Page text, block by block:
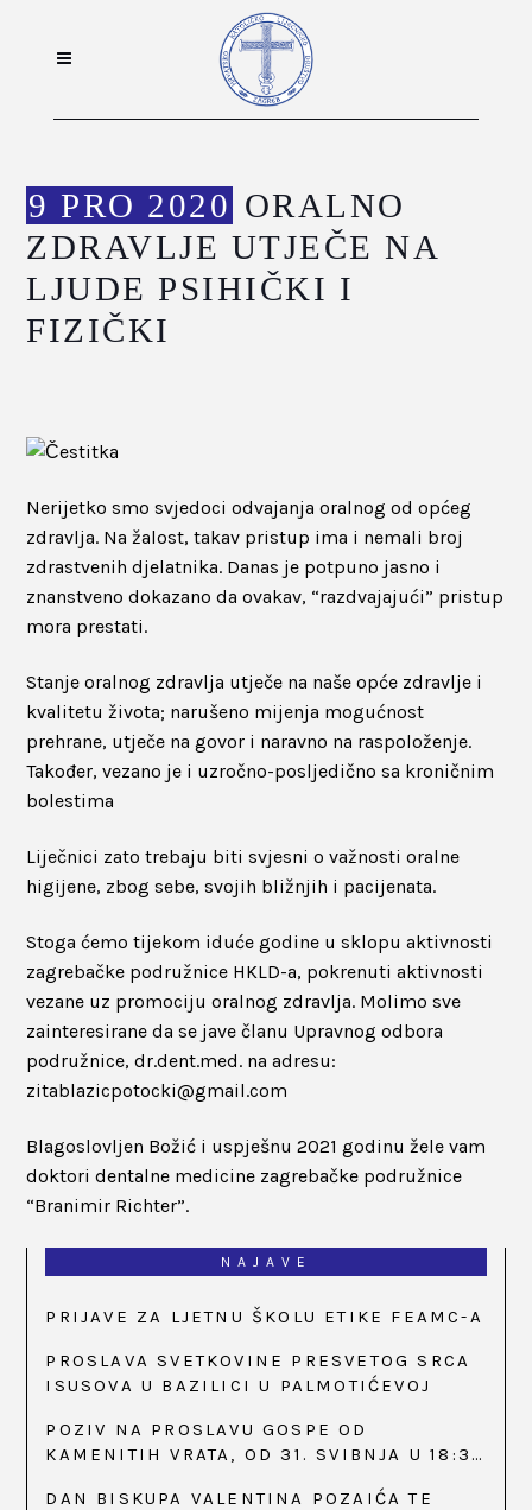
9 PRO 2020 ORALNO
ZDRAVLJE UTJEČE NA
LJUDE PSIHIČKI I
FIZIČKI
Nerijetko smo svjedoci odvajanja oralnog od općeg
zdravlja. Na žalost, takav pristup ima i nemali broj
zdrastvenih djelatnika. Danas je potpuno jasno i
znanstveno dokazano da ovakav, “razdvajajući” pristup
mora prestati.
Stanje oralnog zdravlja utječe na naše opće zdravlje i
kvalitetu života; narušeno mijenja mogućnost
prehrane, utječe na govor i naravno na raspoloženje.
Također, vezano je i uzročno-posljedično sa kroničnim
bolestima
Liječnici zato trebaju biti svjesni o važnosti oralne
higijene, zbog sebe, svojih bližnjih i pacijenata.
Stoga ćemo tijekom iduće godine u sklopu aktivnosti
zagrebačke podružnice HKLD-a, pokrenuti aktivnosti
vezane uz promociju oralnog zdravlja. Molimo sve
zainteresirane da se jave članu Upravnog odbora
podružnice, dr.dent.med. na adresu:
zitablazicpotocki@gmail.com
Blagoslovljen Božić i uspješnu 2021 godinu žele vam
doktori dentalne medicine zagrebačke podružnice
“Branimir Richter”.
NAJAVE
PRIJAVE ZA LJETNU ŠKOLU ETIKE FEAMC-A
PROSLAVA SVETKOVINE PRESVETOG SRCA
ISUSOVA U BAZILICI U PALMOTIĆEVOJ
POZIV NA PROSLAVU GOSPE OD
KAMENITIH VRATA, OD 31. SVIBNJA U 18:30
DAN BISKUPA VALENTINA POZAIĆA TE